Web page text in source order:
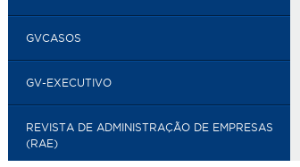
GVCASOS
GV-EXECUTIVO
REVISTA DE ADMINISTRAÇÃO DE EMPRESAS
(RAE)